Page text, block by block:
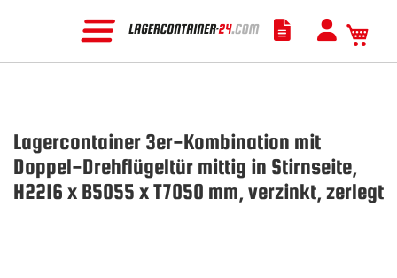
Lagercontainer 3er-Kombination mit
Doppel-Drehflügeltür mittig in Stirnseite,
H2216 x B5055 x T7050 mm, verzinkt, zerlegt